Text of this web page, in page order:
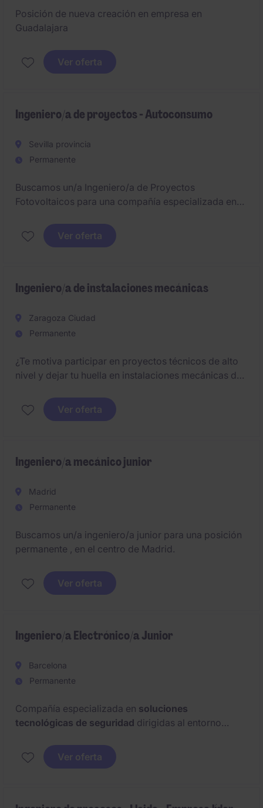
Posición de nueva creación en empresa en
Guadalajara
Ver oferta
Ingeniero/a de proyectos - Autoconsumo
Sevilla provincia
Permanente
Buscamos un/a Ingeniero/a de Proyectos
Fotovoltaicos para una compañía especializada en
posición estará enfocada en el diseño,
dimensionamiento, tramitación y legalización de
Ver oferta
Ingeniero/a de instalaciones mecánicas
Zaragoza Ciudad
Permanente
¿Te motiva participar en proyectos técnicos de alto
nivel y dejar tu huella en instalaciones mecánicas de
Ver oferta
Ingeniero/a mecánico junior
Madrid
Permanente
Buscamos un/a ingeniero/a junior para una posición
permanente , en el centro de Madrid.
Ver oferta
Ingeniero/a Electrónico/a Junior
Barcelona
Permanente
Compañía especializada en soluciones
tecnológicas de seguridad dirigidas al entorno
Ingeniero/a Electrónico/a Junior con enfoque
comercial
que quiera formar parte de proyectos
Ver oferta